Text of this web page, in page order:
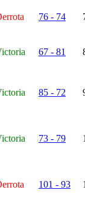
76 - 74
67 - 81
85 - 72
73 - 79
101 - 93